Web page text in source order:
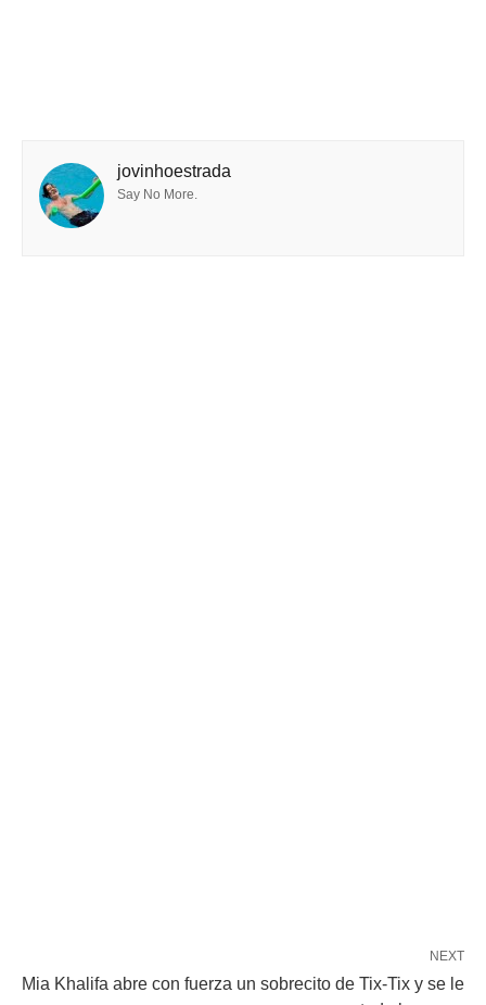
jovinhoestrada
Say No More.
NEXT
Mia Khalifa abre con fuerza un sobrecito de Tix-Tix y se le